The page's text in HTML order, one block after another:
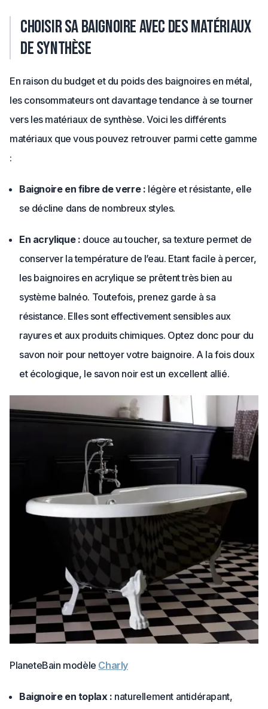
Choisir sa baignoire avec des matériaux
de synthèse
En raison du budget et du poids des baignoires en métal,
les consommateurs ont davantage tendance à se tourner
vers les matériaux de synthèse. Voici les différents
matériaux que vous pouvez retrouver parmi cette gamme
:
Baignoire en fibre de verre : légère et résistante, elle
se décline dans de nombreux styles.
En acrylique : douce au toucher, sa texture permet de
conserver la température de l’eau. Etant facile à percer,
les baignoires en acrylique se prêtent très bien au
système balnéo. Toutefois, prenez garde à sa
résistance. Elles sont effectivement sensibles aux
rayures et aux produits chimiques. Optez donc pour du
savon noir pour nettoyer votre baignoire. A la fois doux
et écologique, le savon noir est un excellent allié.
PlaneteBain modèle Charly
Baignoire en toplax : naturellement antidérapant,